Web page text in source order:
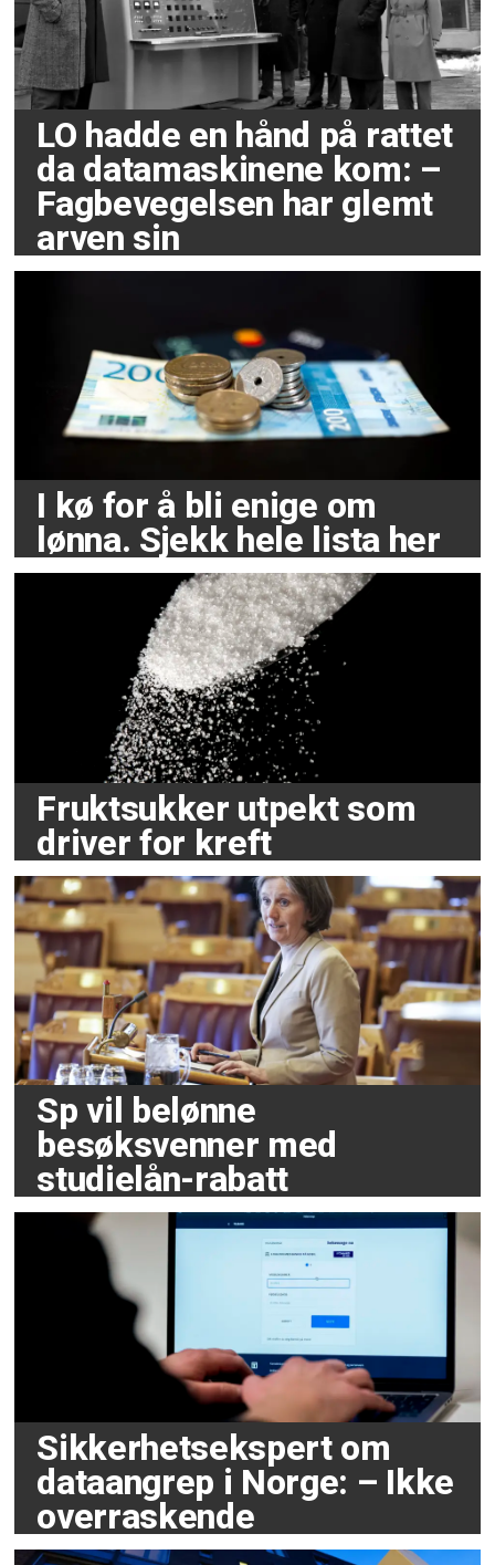
LO hadde en hånd på rattet
da datamaskinene kom: –
Fagbevegelsen har glemt
arven sin
I kø for å bli enige om
lønna. Sjekk hele lista her
Fruktsukker utpekt som
driver for kreft
Sp vil belønne
besøksvenner med
studielån-rabatt
Sikkerhetsekspert om
dataangrep i Norge: – Ikke
overraskende